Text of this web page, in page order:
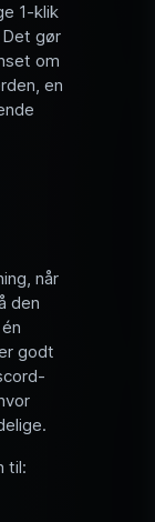
1-klik
gør
om
en
når
den
godt
til: